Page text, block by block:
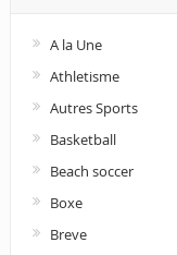
A la Une
Athletisme
Autres Sports
Basketball
Beach soccer
Boxe
Breve